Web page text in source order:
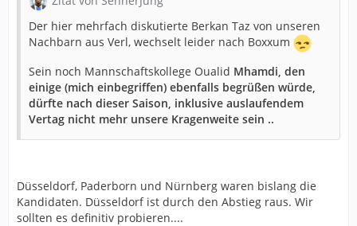
Der hier mehrfach diskutierte Berkan Taz von unseren
Nachbarn aus Verl, wechselt leider nach Boxxum
Sein noch Mannschaftskollege Oualid Mhamdi, den
einige (mich einbegriffen) ebenfalls begrüßen würde,
dürfte nach dieser Saison, inklusive auslaufendem
Vertag nicht mehr unsere Kragenweite sein ..
Düsseldorf, Paderborn und Nürnberg waren bislang die
Kandidaten. Düsseldorf ist durch den Abstieg raus. Wir
sollten es definitiv probieren....